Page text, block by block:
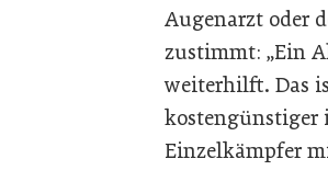
Augenarzt oder
zustimmt: „Ein
weiterhilft. Das
kostengünstiger
Einzelkämpfer